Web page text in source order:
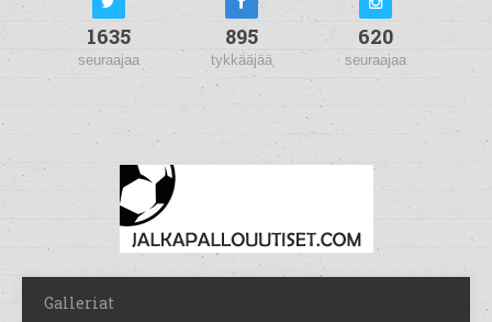
1635
seuraajaa
895
tykkääjää
620
seuraajaa
Galleriat